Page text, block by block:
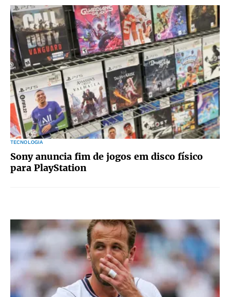
TECNOLOGIA
Sony anuncia fim de jogos em disco físico
para PlayStation